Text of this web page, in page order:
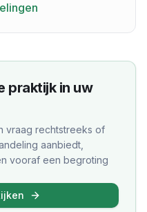
praktijk in uw
vraag rechtstreeks of
aanbiedt,
vooraf een begroting